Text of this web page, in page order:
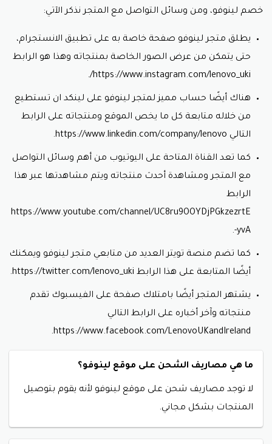
خصم لينوفو، ومن وسائل التواصل مع المتجر نذكر الآتي:
يطلق متجر لينوفو صفحة خاصة به على تطبيق الانستجرام،
حتى يتمكن من عرض الصور الخاصة بمنتجاته وهذا هو الرابط
https://www.instagram.com/lenovo_uki/.
هناك أيضًا حساب مميز لمتجر لينوفو على لينكد ان تستطيع
من خلاله متابعة كل ما يخص الموقع ومنتجاته على الرابط
التالي https://www.linkedin.com/company/lenovo.
كما تعد القناة المتاحة على اليوتيوب من أهم وسائل التواصل
مع المتجر ومشاهدة أحدث منتجاته ويتم مشاهدتها عبر هذا
الرابط
https://www.youtube.com/channel/UC8ru9OOYDjPGkzezrtE
-yvA.
كما تضم منصة تويتر العديد من متابعي متجر لينوفو ويمكنك
أيضًا المتابعة على هذا الرابط https://twitter.com/lenovo_uki.
يشتهر المتجر أيضًا بامتلاك صفحة على الفيسبوك تقدم
منتجاته وآخر أخباره على الرابط التالي
https://www.facebook.com/LenovoUKandIreland.
ما هي مصاريف الشحن على موقع لينوفو؟
لا توجد مصاريف شحن على موقع لينوفو لأنه يقوم بتوصيل
المنتجات بشكل مجاني.